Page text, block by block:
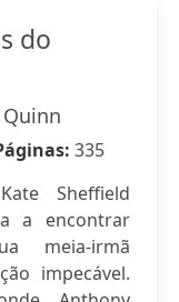
do
Quinn
335
Sheffield
a encontrar
meia-irmã
impecável.